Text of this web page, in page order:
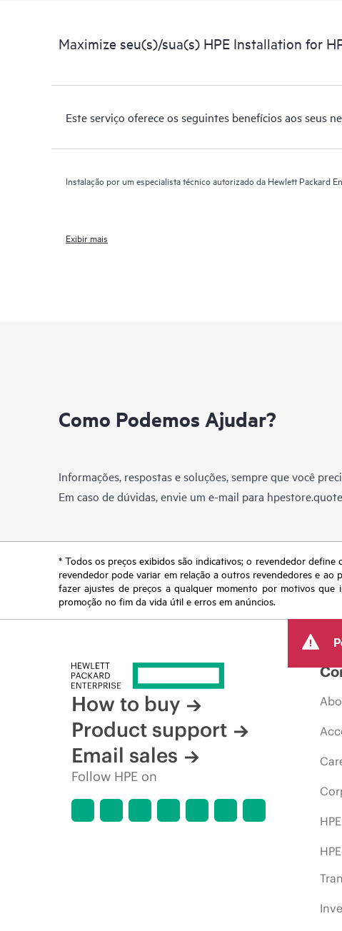
Maximize seu(s)/sua(s) HPE Installation for
Este serviço oferece os seguintes benefícios aos seus
Instalação por um especialista técnico autorizado da Hewlett Packard
Exibir mais
Como Podemos Ajudar?
Informações, respostas e soluções, sempre que você
Em caso de dúvidas, envie um e-mail para
* Todos os preços exibidos são indicativos; o revendedor
revendedor pode variar em relação a outros revendedores e
fazer ajustes de preços a qualquer momento por motivos que
promoção no fim da vida útil e erros em anúncios.
How to buy
Product support
Email sales
Follow HPE on